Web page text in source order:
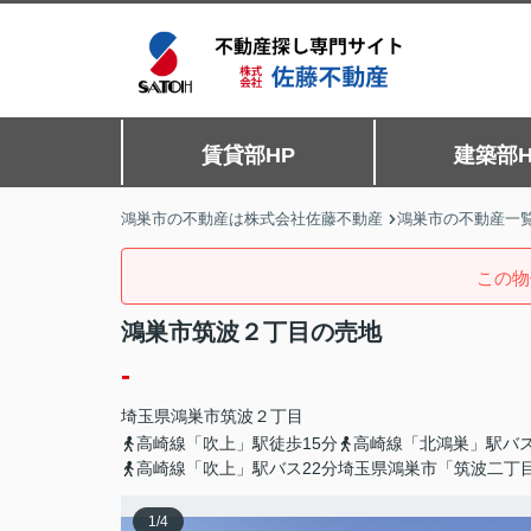
賃貸部HP 建築部
鴻巣市の不動産は株式会社佐藤不動産 鴻巣市の不動産一
この
鴻巣市筑波２丁目の売地
-
埼玉県鴻巣市筑波 ２丁目
高崎線「吹上」駅徒歩15分
高崎線「北鴻巣」駅バ
高崎線「吹上」駅バス22分埼玉県鴻巣市「筑波二丁
1/4